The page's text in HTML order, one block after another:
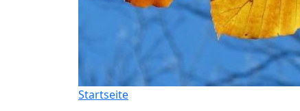
Startseite